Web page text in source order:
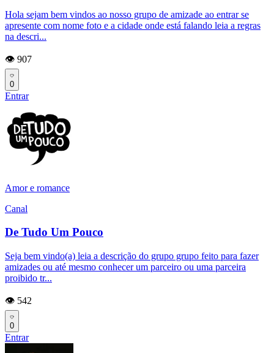
Hola sejam bem vindos ao nosso grupo de amizade ao entrar se
apresente com nome foto e a cidade onde está falando leia a regras
na descri...
👁️ 907
0
Entrar
Amor e romance
Canal
De Tudo Um Pouco
Seja bem vindo(a) leia a descrição do grupo grupo feito para fazer
amizades ou até mesmo conhecer um parceiro ou uma parceira
proibido tr...
👁️ 542
0
Entrar